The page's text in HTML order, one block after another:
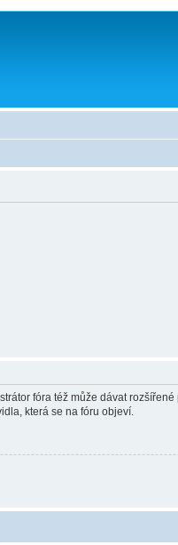
fóra též může dávat
která se na fóru objeví.